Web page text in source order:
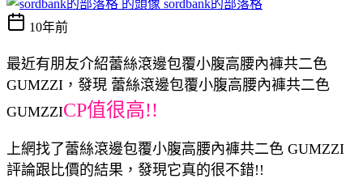
sordbank的部落格
10年前
最近有朋友介紹蕾絲滾邊包覆小腹高腰內褲共二色
GUMZZI，發現 蕾絲滾邊包覆小腹高腰內褲共二色
GUMZZICP值很高!!
上網找了蕾絲滾邊包覆小腹高腰內褲共二色 GUMZZI
評論跟比價的結果，發現它真的很不錯!!